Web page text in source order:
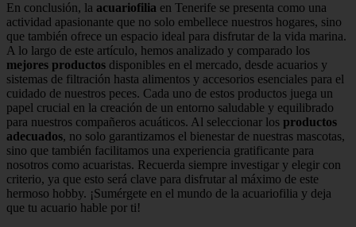
En conclusión, la acuariofilia en Tenerife se presenta como una
actividad apasionante que no solo embellece nuestros hogares, sino
que también ofrece un espacio ideal para disfrutar de la vida marina.
A lo largo de este artículo, hemos analizado y comparado los
mejores productos disponibles en el mercado, desde acuarios y
sistemas de filtración hasta alimentos y accesorios esenciales para el
cuidado de nuestros peces. Cada uno de estos productos juega un
papel crucial en la creación de un entorno saludable y equilibrado
para nuestros compañeros acuáticos. Al seleccionar los productos
adecuados, no solo garantizamos el bienestar de nuestras mascotas,
sino que también facilitamos una experiencia gratificante para
nosotros como acuaristas. Recuerda siempre investigar y elegir con
criterio, ya que esto será clave para disfrutar al máximo de este
hermoso hobby. ¡Sumérgete en el mundo de la acuariofilia y deja
que tu acuario hable por ti!